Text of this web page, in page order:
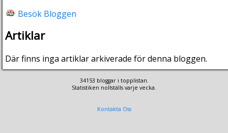
Besök Bloggen
Artiklar
Där finns inga artiklar arkiverade för denna bloggen.
34153 bloggar i topplistan.
Statistiken nollställs varje vecka.
Kontakta Oss